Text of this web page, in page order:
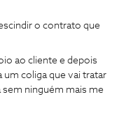
o contrato que
ao cliente e depois
um coliga que vai tratar
sem ninguém mais me